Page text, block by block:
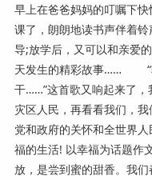
早上在爸爸妈妈的叮嘱下
课了，朗朗地读书声伴着
导;放学后，又可以和亲爱
天发生的精彩故事…… “
干……”这首歌又响起来了，
灾区人民，再看看我们，
党和政府的关怀和全世界
福的生活! 以幸福为话题
放，是尝到蜜的甜香。我